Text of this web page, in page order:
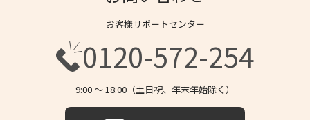
お客様サポートセンター
0120-572-254
9:00 〜 18:00（土日祝、年末年始除く）